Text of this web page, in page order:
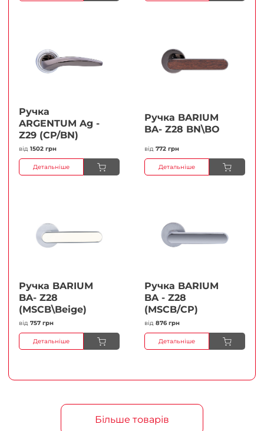
Ручка
ARGENTUM Ag -
Z29 (CP/BN)
від 1502 грн
Детальніше
Ручка BARIUM
BA- Z28 BN\BO
від 772 грн
Детальніше
Ручка BARIUM
BA- Z28
(MSCB\Beige)
від 757 грн
Детальніше
Ручка BARIUM
BA - Z28
(MSCB/CP)
від 876 грн
Детальніше
Більше товарів